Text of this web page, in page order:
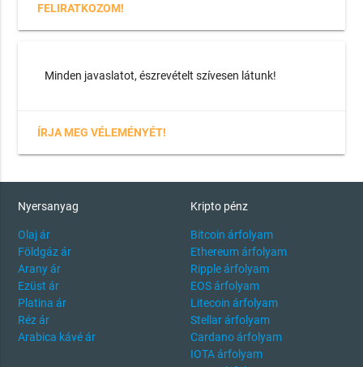
FELIRATKOZOM!
Minden javaslatot, észrevételt szívesen látunk!
ÍRJA MEG VÉLEMÉNYÉT!
Nyersanyag
Olaj ár
Földgáz ár
Arany ár
Ezüst ár
Platina ár
Réz ár
Arabica kávé ár
Kripto pénz
Bitcoin árfolyam
Ethereum árfolyam
Ripple árfolyam
EOS árfolyam
Litecoin árfolyam
Stellar árfolyam
Cardano árfolyam
IOTA árfolyam